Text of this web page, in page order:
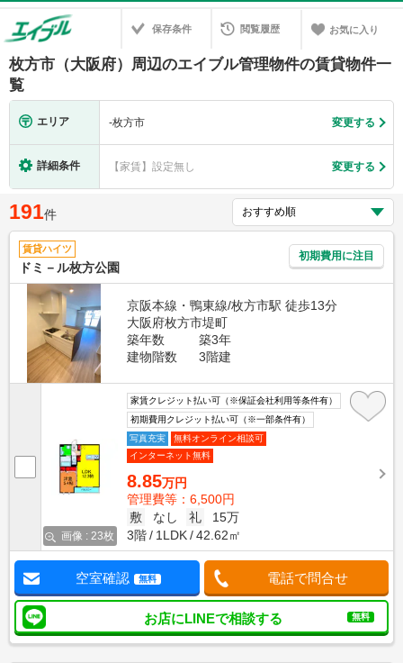
保存条件 閲覧履歴 お気に入り
枚方市（大阪府）周辺のエイブル管理物件の賃貸物件一
覧
エリア -枚方市 変更する
詳細条件 【家賃】設定無し 変更する
191件
賃貸ハイツ
ドミ－ル枚方公園
初期費用に注目
京阪本線・鴨東線/枚方市駅 徒歩13分
大阪府枚方市堤町
築年数
築3年
建物階数
3階建
画像 : 23枚
家賃クレジット払い可（※保証会社利用等条件有）
初期費用クレジット払い可（※一部条件有）
写真充実
無料オンライン相談可
インターネット無料
8.85万円
管理費等：6,500円
敷
なし 礼
15万
3階
1LDK 42.62㎡
空室確認 無料 電話で問合せ
お店にLINEで相談する 無料